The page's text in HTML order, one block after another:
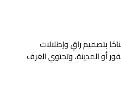
غرفة وجناحًا بتصميم راقٍ وإطلالات
أو المدينة، وتحتوي الغرف